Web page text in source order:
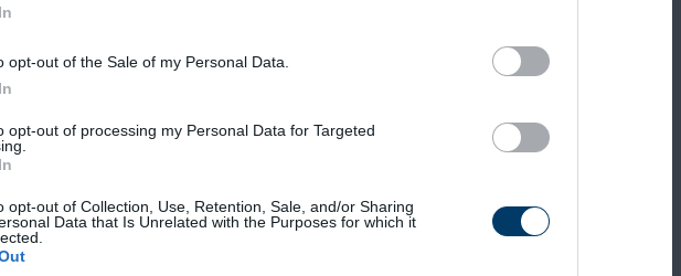
opt-out of the Sale of my Personal Data.
opt-out of processing my Personal Data for Targeted
opt-out of Collection, Use, Retention, Sale, and/or Sharing
Data that Is Unrelated with the Purposes for which it
szektorban
, miközben a Solana a piac
növekvőgaming, DeFi és közösségi alkalmazásokban való
elő.